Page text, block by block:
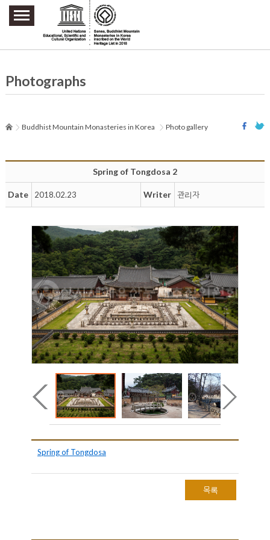
주요메뉴 바로가기
본문 바로가기
하단메뉴 바로가기
Photographs
Buddhist Mountain Monasteries in Korea Photo gallery
Spring of Tongdosa 2
Date 2018.02.23 Writer 관리자
Spring of Tongdosa
목록